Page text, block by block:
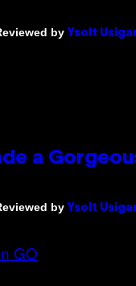
by Ysolt
a
by Ysolt